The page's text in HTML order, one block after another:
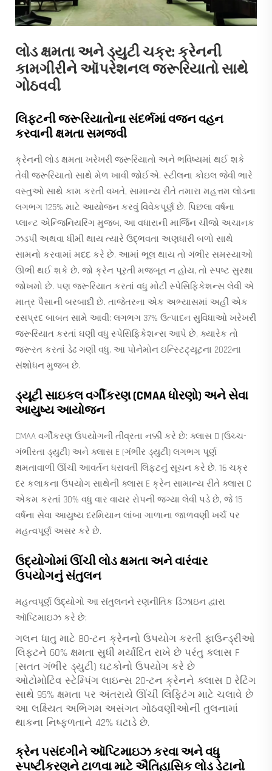
લોડ ક્ષમતા અને ડ્યુટી ચક્ર: ક્રેનની
કામગીરીને ઑપરેશનલ જરૂરિયાતો સાથે
ગોઠવવી
લિફ્ટની જરૂરિયાતોના સંદર્ભમાં વજન વહન
કરવાની ક્ષમતા સમજવી
ક્રેનની લોડ ક્ષમતા ખરેખરી જરૂરિયાતો અને ભવિષ્યમાં થઈ શકે
તેવી જરૂરિયાતો સાથે મેળ ખાવી જોઈએ. સ્ટીલના કોઇલ જેવી ભારે
વસ્તુઓ સાથે કામ કરતી વખતે, સામાન્ય રીતે તમારા મહત્તમ લોડના
લગભગ 125% માટે આયોજન કરવું વિવેકપૂર્ણ છે. પિછલા વર્ષના
પ્લાન્ટ એન્જિનિયરિંગ મુજબ, આ વધારાની માર્જિન ચીજો અચાનક
ઝડપી અથવા ધીમી થાય ત્યારે ઉદ્ભવતા અણધારી બળો સાથે
સામનો કરવામાં મદદ કરે છે. આમાં ભૂલ થાય તો ગંભીર સમસ્યાઓ
ઊભી થઈ શકે છે. જો ક્રેન પૂરતી મજબૂત ન હોય, તો સ્પષ્ટ સુરક્ષા
જોખમો છે. પણ જરૂરિયાત કરતાં વધુ મોટી સ્પેસિફિકેશન્સ લેવી એ
માત્ર પૈસાની બરબાદી છે. તાજેતરના એક અભ્યાસમાં અહીં એક
રસપ્રદ બાબત સામે આવી: લગભગ 37% ઉત્પાદન સુવિધાઓ ખરેખરી
જરૂરિયાત કરતાં ઘણી વધુ સ્પેસિફિકેશન્સ આપે છે, ક્યારેક તો
જરૂરત કરતાં ડેઢ ગણી વધુ. આ પોનેમોન ઇન્સ્ટિટ્યૂટના 2022ના
સંશોધન મુજબ છે.
ડ્યૂટી સાઇકલ વર્ગીકરણ (CMAA ધોરણો) અને સેવા
આયુષ્ય આયોજન
CMAA વર્ગીકરણ ઉપયોગની તીવ્રતા નક્કી કરે છે: ક્લાસ D (ઉચ્ચ-
ગંભીરતા ડ્યુટી) અને ક્લાસ E (ગંભીર ડ્યુટી) લગભગ પૂર્ણ
ક્ષમતાવાળી ઊંચી આવર્તન ધરાવતી લિફ્ટનું સૂચન કરે છે. 16 ચક્ર
દર કલાકના ઉપયોગ સાથેની ક્લાસ E ક્રેન સામાન્ય રીતે ક્લાસ C
એકમ કરતાં 30% વધુ વાર વાયર રોપની જગ્યા લેવી પડે છે, જે 15
વર્ષના સેવા આયુષ્ય દરમિયાન લાંબા ગાળાના જાળવણી ખર્ચ પર
મહત્વપૂર્ણ અસર કરે છે.
ઉદ્યોગોમાં ઊંચી લોડ ક્ષમતા અને વારંવાર
ઉપયોગનું સંતુલન
મહત્વપૂર્ણ ઉદ્યોગો આ સંતુલનને રણનીતિક ડિઝાઇન દ્વારા
ઑપ્ટિમાઇઝ કરે છે:
ગલન ધાતુ માટે 80-ટન ક્રેનનો ઉપયોગ કરતી ફાઉન્ડ્રીઓ
લિફ્ટને 60% ક્ષમતા સુધી મર્યાદિત રાખે છે પરંતુ ક્લાસ F
(સતત ગંભીર ડ્યુટી) ઘટકોનો ઉપયોગ કરે છે
ઓટોમોટિવ સ્ટેમ્પિંગ લાઇન્સ 20-ટન ક્રેનને ક્લાસ D રેટિંગ
સાથે 95% ક્ષમતા પર અંતરાયે ઊંચી લિફ્ટિંગ માટે ચલાવે છે
આ લક્ષ્યિત અભિગમ અસંગત ગોઠવણીઓની તુલનામાં
થાકના નિષ્ફળતાને 42% ઘટાડે છે.
ક્રેન પસંદગીને ઑપ્ટિમાઇઝ કરવા અને વધુ
સ્પષ્ટીકરણને ટાળવા માટે ઐતિહાસિક લોડ ડેટાનો